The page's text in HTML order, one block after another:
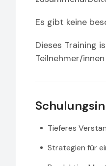
Es gibt keine
Dieses Training
Teilnehmer/
Tieferes
Strategien für